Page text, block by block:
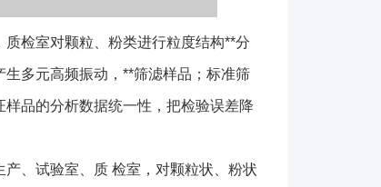
，物料进行颗粒鉴定时，将需要鉴定的物料投
据需要设定时间。物料在筛框的振动下根据自
数的筛网。通过各层筛框内的物料多少来检测
成。 1、筛框采用SUS304不锈钢拉伸抛光
求两种，广泛用于超硬材料（金刚石，立方氮
检室对颗粒、粉类进行粒度结构**分
多元高频振动，**筛滤样品；标准筛
品的分析数据统一性，把检验误差降
、试验室、质 检室，对颗粒状、粉状